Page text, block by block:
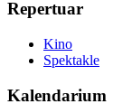
Repertuar
Kino
Spektakle
Kalendarium